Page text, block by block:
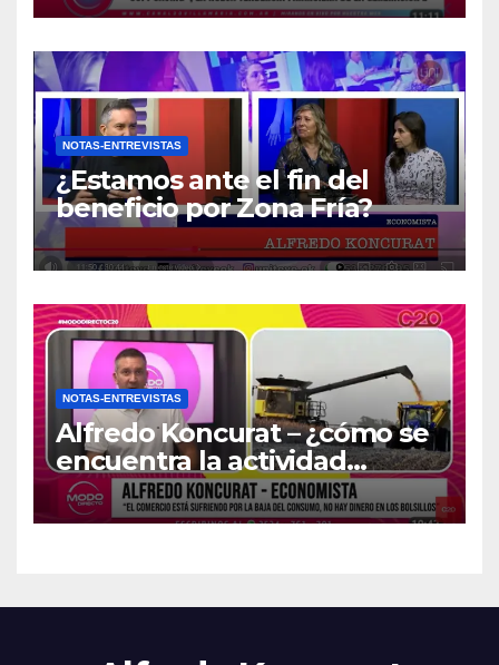
NOTAS-ENTREVISTAS
¿Estamos ante el fin del
beneficio por Zona Fría?
NOTAS-ENTREVISTAS
Alfredo Koncurat – ¿cómo se
encuentra la actividad
económica del país?